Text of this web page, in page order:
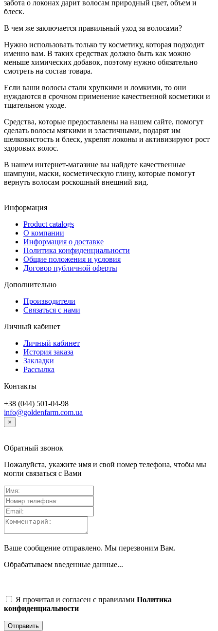
забота о локонах дарит волосам природный цвет, объем и
блеск.
В чем же заключается правильный уход за волосами?
Нужно использовать только ту косметику, которая подходит
именно вам. В таких средствах должно быть как можно
меньше химических добавок, поэтому нужно обязательно
смотреть на состав товара.
Если ваши волосы стали хрупкими и ломкими, то они
нуждаются в срочном применение качественной косметики и
тщательном уходе.
Средства, которые предоставлены на нашем сайте, помогут
сделать волосы мягкими и эластичными, подарят им
шелковистость и блеск, укрепят локоны и активизируют рост
здоровых волос.
В нашем интернет-магазине вы найдете качественные
шампуни, маски, косметическую глину, которые помогут
вернуть волосам роскошный внешний вид.
Информация
Product catalogs
О компании
Информация о доставке
Политика конфиденциальности
Общие положения и условия
Договор публичной оферты
Дополнительно
Производители
Связаться с нами
Личный кабинет
Личный кабинет
История заказа
Закладки
Рассылка
Контакты
+38 (044) 501-04-98
info@goldenfarm.com.ua
×
Обратный звонок
Пожалуйста, укажите имя и свой номер телефона, чтобы мы
могли связаться с Вами
Ваше сообщение отправлено. Мы перезвоним Вам.
Обрабатываем введенные данные...
Я прочитал и согласен с правилами Политика
конфиденциальности
Отправить